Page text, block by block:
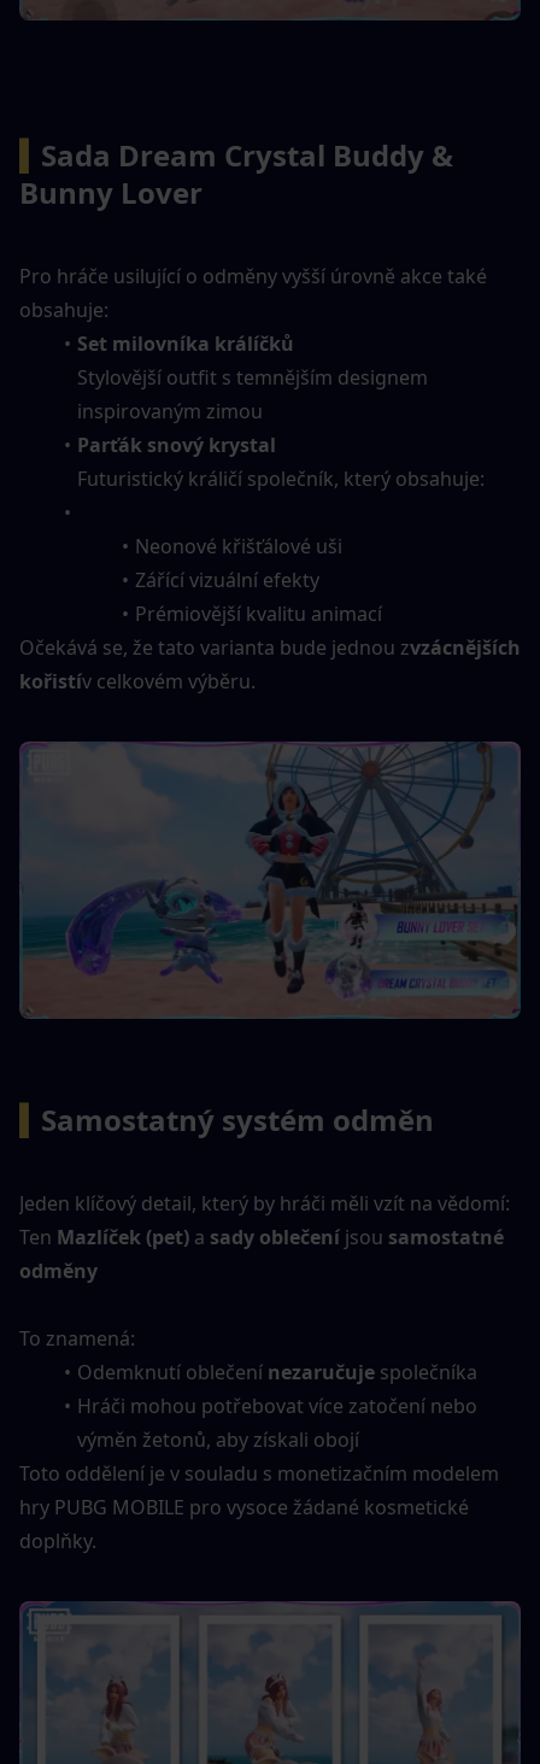
Sada Dream Crystal Buddy &
Bunny Lover
Pro hráče usilující o odměny vyšší úrovně akce také
obsahuje:
Set milovníka králíčků
Stylovější outfit s temnějším designem
inspirovaným zimou
Parťák snový krystal
Futuristický králičí společník, který obsahuje:
Neonové křišťálové uši
Zářící vizuální efekty
Prémiovější kvalitu animací
Očekává se, že tato varianta bude jednou zvzácnějších
kořistív celkovém výběru.
Samostatný systém odměn
Jeden klíčový detail, který by hráči měli vzít na vědomí:
Ten Mazlíček (pet) a sady oblečení jsou samostatné
odměny
To znamená:
Odemknutí oblečení nezaručuje společníka
Hráči mohou potřebovat více zatočení nebo
výměn žetonů, aby získali obojí
Toto oddělení je v souladu s monetizačním modelem
hry PUBG MOBILE pro vysoce žádané kosmetické
doplňky.